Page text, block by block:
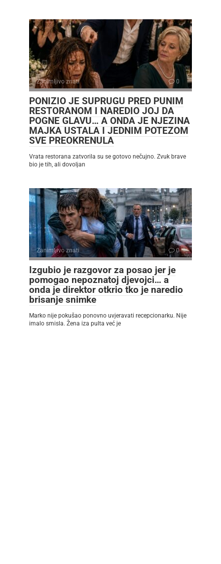
Zanimljivo znati 0
PONIZIO JE SUPRUGU PRED PUNIM
RESTORANOM I NAREDIO JOJ DA
POGNE GLAVU… A ONDA JE NJEZINA
MAJKA USTALA I JEDNIM POTEZOM
SVE PREOKRENULA
Vrata restorana zatvorila su se gotovo nečujno. Zvuk brave
bio je tih, ali dovoljan
Zanimljivo znati 0
Izgubio je razgovor za posao jer je
pomogao nepoznatoj djevojci… a
onda je direktor otkrio tko je naredio
brisanje snimke
Marko nije pokušao ponovno uvjeravati recepcionarku. Nije
imalo smisla. Žena iza pulta već je